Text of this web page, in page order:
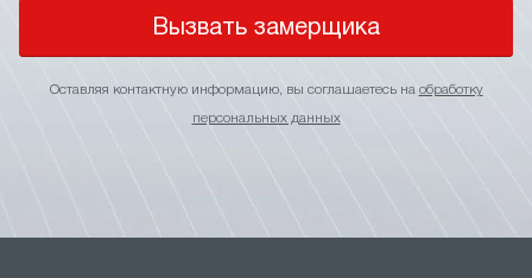
Вызвать замерщика
Оставляя контактную информацию, вы соглашаетесь на обработку
персональных данных